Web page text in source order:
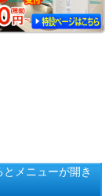
とメニューが開き